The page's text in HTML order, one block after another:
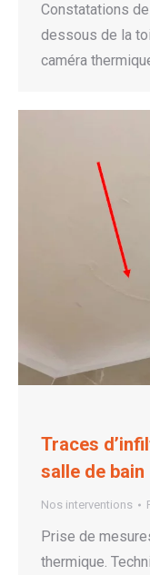
Constatations
dessous de la
caméra
Traces
salle de bain
Nos interventions
Prise de
thermique.